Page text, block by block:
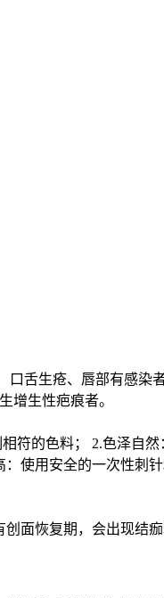
口舌生疮、唇部有感
增生性疤痕者。
符的色料； 2.色泽自
使用安全的一次性刺
面恢复期，会出现结